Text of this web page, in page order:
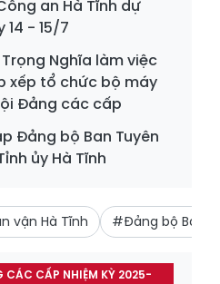
an Hà Tĩnh dự
- 15/7
Nghĩa làm việc
xếp tổ chức bộ máy
Đảng các cấp
Đảng bộ Ban Tuyên
ủy Hà Tĩnh
vận Hà Tĩnh #Đảng bộ Ban
CẤP NHIỆM KỲ 2025-